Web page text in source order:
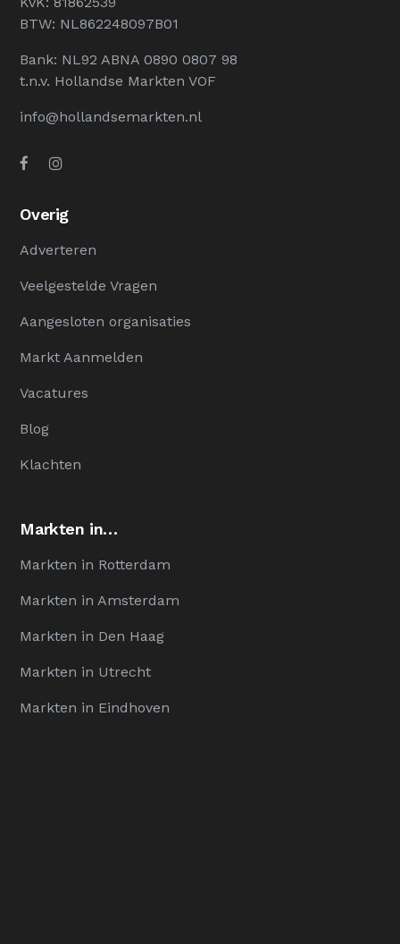
BTW: NL862248097B01
Bank: NL92 ABNA 0890 0807 98
t.n.v. Hollandse Markten VOF
info@hollandsemarkten.nl
Overig
Adverteren
Veelgestelde Vragen
Aangesloten organisaties
Markt Aanmelden
Vacatures
Blog
Klachten
Markten in…
Markten in Rotterdam
Markten in Amsterdam
Markten in Den Haag
Markten in Utrecht
Markten in Eindhoven